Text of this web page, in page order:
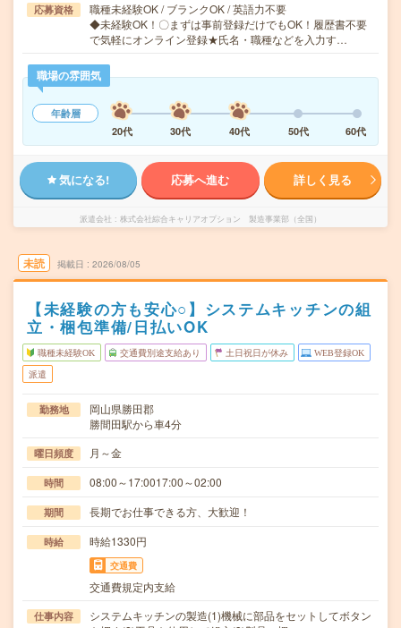
応募資格
職種未経験OK / ブランクOK / 英語力不要
◆未経験OK！〇まずは事前登録だけでもOK！履歴書不要
で気軽にオンライン登録★氏名・職種などを入力す…
職場の雰囲気
年齢層
20代
30代 40代 50代 60代
気になる! 応募へ進む 詳しく見る
派遣会社 株式会社綜合キャリアオプション 製造事業部（全国）
未読 掲載日 2026/08/05
【未経験の方も安心○】システムキッチンの組
立・梱包準備/日払いOK
職種未経験OK 交通費別途支給あり 土日祝日が休み WEB登録OK
派遣
勤務地
岡山県勝田郡
勝間田駅から車4分
曜日頻度 月～金
時間 08:00～17:0017:00～02:00
期間 長期でお仕事できる方、大歓迎！
時給 時給1330円
交通費
交通費規定内支給
仕事内容
システムキッチンの製造(1)機械に部品をセットしてボタン